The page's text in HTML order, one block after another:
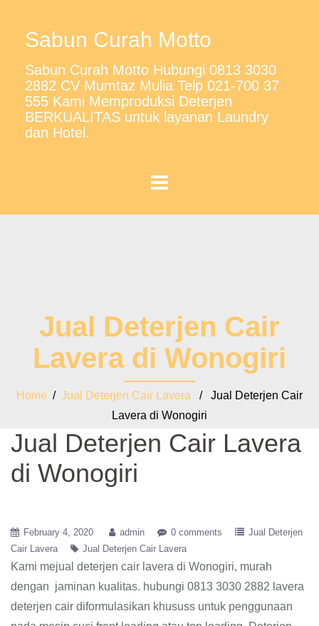
Sabun Curah Motto
Sabun Curah Motto Hubungi 0813 3030
2882 CV Mumtaz Mulia Telp 021-700 37
555 Kami Memproduksi Deterjen
BERKUALITAS untuk layanan Laundry
dan Hotel.
Jual Deterjen Cair
Lavera di Wonogiri
Home / Jual Deterjen Cair Lavera / Jual Deterjen Cair
Lavera di Wonogiri
Jual Deterjen Cair Lavera
di Wonogiri
February 4, 2020 admin 0 comments
Jual Deterjen
Cair Lavera
Jual Deterjen Cair Lavera
Kami mejual deterjen cair lavera di Wonogiri, murah
dengan jaminan kualitas. hubungi 0813 3030 2882 lavera
deterjen cair diformulasikan khususs untuk penggunaan